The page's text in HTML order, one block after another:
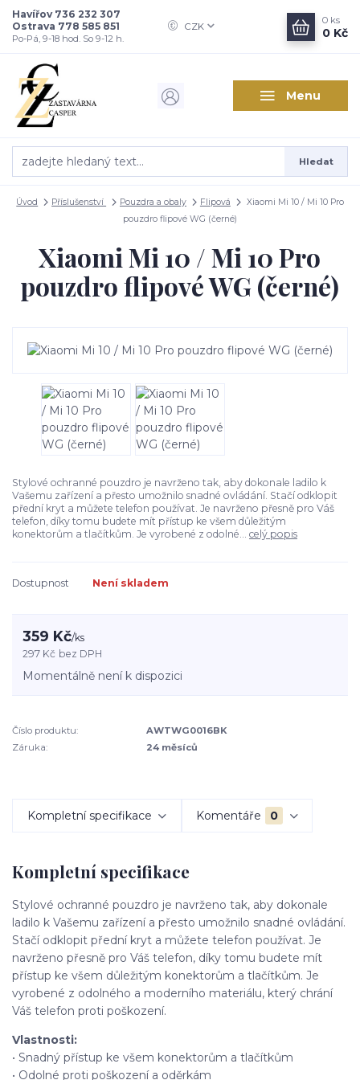
Menu
CZK
Hledat
Havířov 736 232 307
Ostrava 778 585 851
Po-Pá, 9-18 hod. So 9-12 h.
0 ks
0 Kč
Úvod Příslušenství Pouzdra a obaly Flipová
Xiaomi Mi 10 / Mi 10 Pro
pouzdro flipové WG (černé)
Xiaomi Mi 10 / Mi 10 Pro
pouzdro flipové WG (černé)
Stylové ochranné pouzdro je navrženo tak, aby dokonale ladilo k
Vašemu zařízení a přesto umožnilo snadné ovládání. Stačí odklopit
přední kryt a můžete telefon používat. Je navrženo přesně pro Váš
telefon, díky tomu budete mít přístup ke všem důležitým
konektorům a tlačítkům. Je vyrobené z odolné... celý popis
Dostupnost Není skladem
359 Kč/ks
297 Kč bez DPH
Momentálně není k dispozici
Číslo produktu:
AWTWG0016BK
Záruka:
24 měsíců
Kompletní specifikace Komentáře 0
Kompletní specifikace
Stylové ochranné pouzdro je navrženo tak, aby dokonale
ladilo k Vašemu zařízení a přesto umožnilo snadné ovládání.
Stačí odklopit přední kryt a můžete telefon používat. Je
navrženo přesně pro Váš telefon, díky tomu budete mít
přístup ke všem důležitým konektorům a tlačítkům. Je
vyrobené z odolného a moderního materiálu, který chrání
Váš telefon proti poškození.
Vlastnosti:
• Snadný přístup ke všem konektorům a tlačítkům
• Odolné proti poškození a oděrkám